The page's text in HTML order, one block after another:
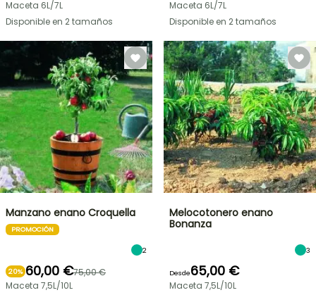
Maceta 6L/7L
Disponible en 2 tamaños
Maceta 6L/7L
Disponible en 2 tamaños
Manzano enano Croquella
PROMOCIÓN
2
20% 60,00 €75,00 €
Maceta 7,5L/10L
Melocotonero enano
Bonanza
3
Desde65,00 €
Maceta 7,5L/10L